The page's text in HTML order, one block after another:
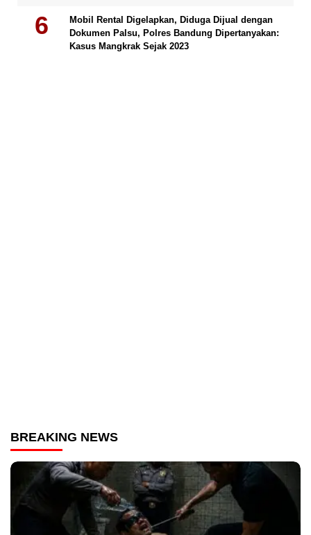
Mobil Rental Digelapkan, Diduga Dijual dengan
Dokumen Palsu, Polres Bandung Dipertanyakan:
Kasus Mangkrak Sejak 2023
BREAKING NEWS